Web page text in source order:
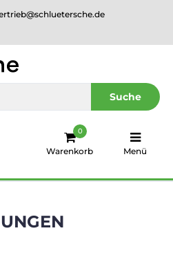
Suche
Warenkorb
0
Menü